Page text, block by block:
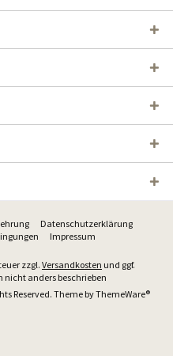
Datenschutzerklärung
Impressum
zzgl.Versandkosten und ggf.
anders beschrieben
Reserved. Theme byThemeWare®